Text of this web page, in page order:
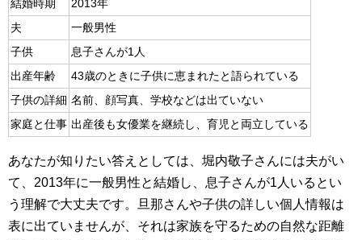
結婚時期
2013年
夫
一般男性
子供
息子さんが1人
出産年齢
43歳のときに子供に恵まれたと語られている
子供の詳細 名前、顔写真、学校などは出ていない
家庭と仕事 出産後も女優業を継続し、育児と両立している
あなたが知りたい答えとしては、堀内敬子さんには夫がい
て、2013年に一般男性と結婚し、息子さんが1人いるとい
う理解で大丈夫です。旦那さんや子供の詳しい個人情報は
表に出ていませんが、それは家族を守るための自然な距離